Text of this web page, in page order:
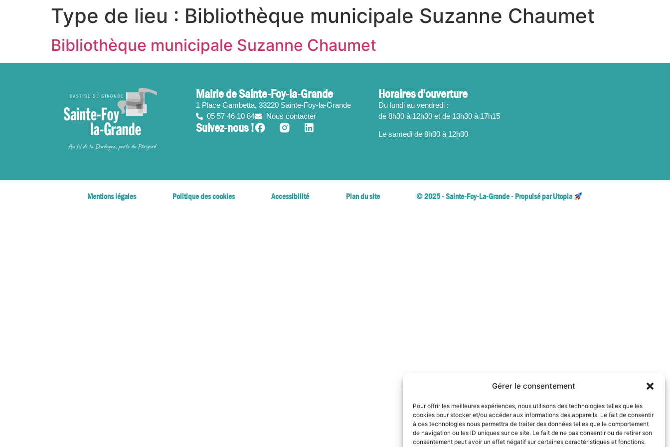
Gérer le consentement
Pour offrir les meilleures expériences, nous utilisons des technologies telles que les
cookies pour stocker et/ou accéder aux informations des appareils. Le fait de consentir
à ces technologies nous permettra de traiter des données telles que le comportement
de navigation ou les ID uniques sur ce site. Le fait de ne pas consentir ou de retirer son
consentement peut avoir un effet négatif sur certaines caractéristiques et fonctions.
Type de lieu : Bibliothèque municipale Suzanne Chaumet
Bibliothèque municipale Suzanne Chaumet
Mairie de Sainte-Foy-la-Grande
1 Place Gambetta, 33220 Sainte-Foy-la-Grande
05 57 46 10 84
Nous contacter
Suivez-nous !
Horaires d’ouverture
Du lundi au vendredi :
de 8h30 à 12h30 et de 13h30 à 17h15
Le samedi de 8h30 à 12h30
Mentions légales Politique des cookies Accessibilité Plan du site © 2025 - Sainte-Foy-La-Grande - Propulsé par Utopia